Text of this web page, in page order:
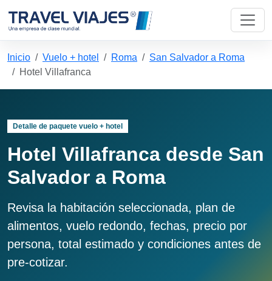
Inicio Vuelo + hotel Roma
San Salvador a Roma
Hotel Villafranca
Detalle de paquete vuelo + hotel
Hotel Villafranca desde San
Salvador a Roma
Revisa la habitación seleccionada, plan de
alimentos, vuelo redondo, fechas, precio por
persona, total estimado y condiciones antes de
pre-cotizar.